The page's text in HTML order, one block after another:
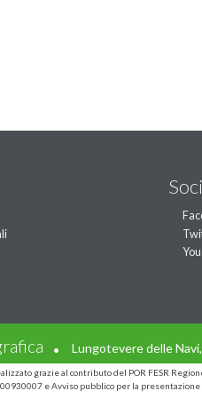
. Lungotevere delle
grazie al contributo del POR FESR
e Avviso pubblico per la